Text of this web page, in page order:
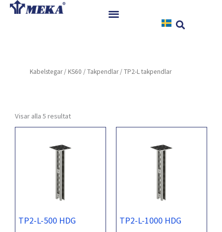
Hoppa
Referenser
Kabelstegar/ KS60 /Takpendlar/ TP2-L takpendlar
Visar alla 5 resultat
TP2-L-500 HDG TP2-L-1000 HDG